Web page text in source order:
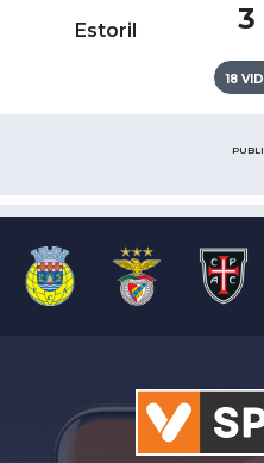
Estoril 3
18